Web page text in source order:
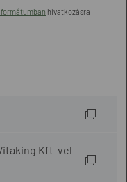
hivatkozásra
Kft-vel